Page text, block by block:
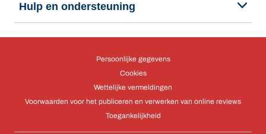
Hulp en ondersteuning
Persoonlijke gegevens
Cookies
Wettelijke vermeldingen
Voorwaarden voor het publiceren en verwerken van online reviews
Toegankelijkheid